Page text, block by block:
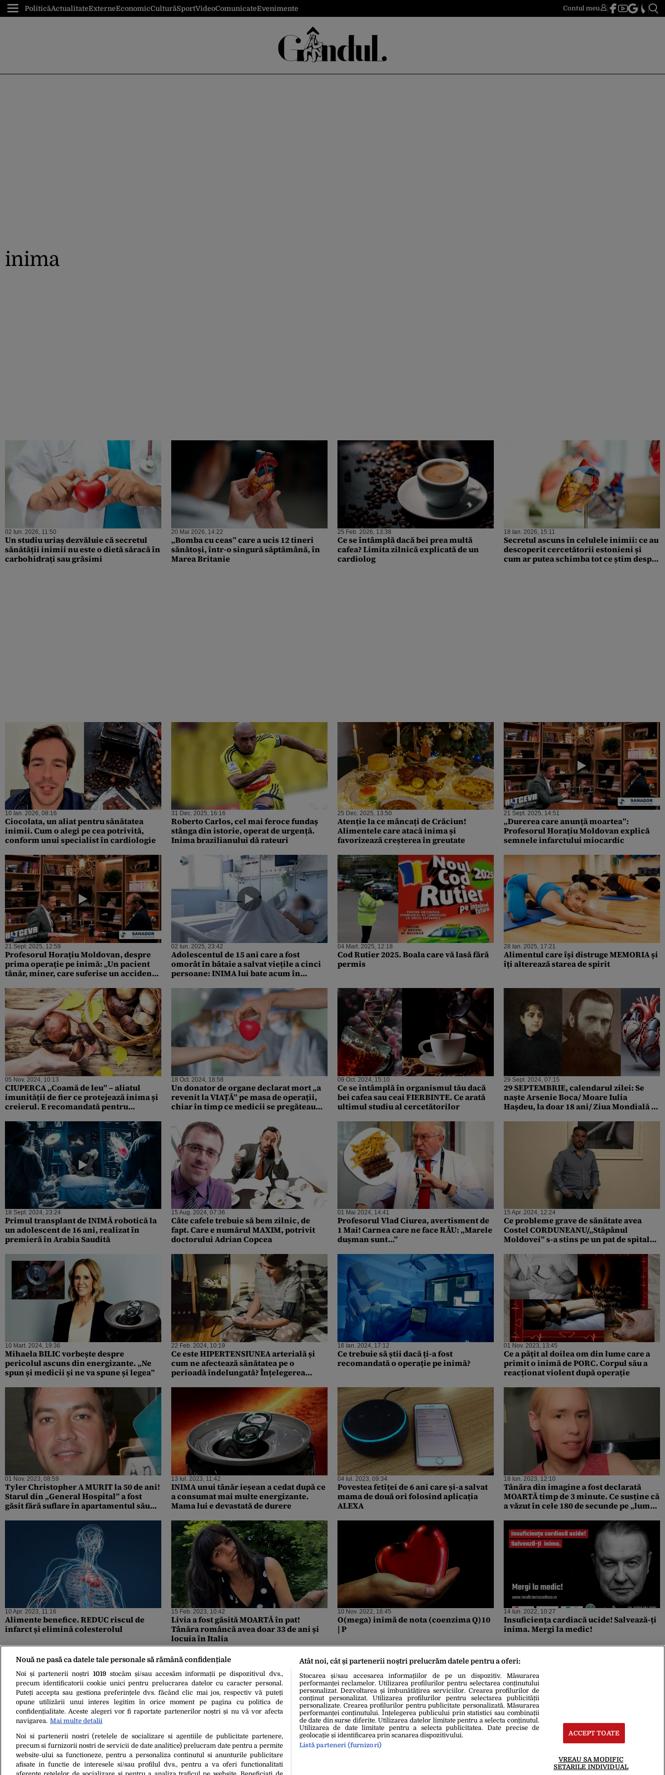
PoliticăActualitateExterneEconomicCulturăSportVideoComunicateEvenimente Contul meu
inima
02 Iun. 2026, 11:50
Un studiu uriaș dezvăluie că secretul
sănătății inimii nu este o dietă săracă în
carbohidrați sau grăsimi
20 Mai 2026, 14:22
„Bomba cu ceas” care a ucis 12 tineri
sănătoși, într-o singură săptămână, în
Marea Britanie
25 Feb. 2026, 13:38
Ce se întâmplă dacă bei prea multă
cafea? Limita zilnică explicată de un
cardiolog
18 Ian. 2026, 15:11
Secretul ascuns în celulele inimii: ce au
descoperit cercetătorii estonieni și
cum ar putea schimba tot ce știm despre
10 Ian. 2026, 08:16
Ciocolata, un aliat pentru sănătatea
inimii. Cum o alegi pe cea potrivită,
conform unui specialist în cardiologie
31 Dec. 2025, 16:16
Roberto Carlos, cel mai feroce fundaș
stânga din istorie, operat de urgență.
Inima brazilianului dă rateuri
25 Dec. 2025, 13:50
Atenție la ce mâncați de Crăciun!
Alimentele care atacă inima și
favorizează creșterea în greutate
21 Sept. 2025, 14:51
„Durerea care anunță moartea”:
Profesorul Horațiu Moldovan explică
semnele infarctului miocardic
21 Sept. 2025, 12:59
Profesorul Horațiu Moldovan, despre
prima operație pe inimă: „Un pacient
tânăr, miner, care suferise un accident
02 Iun. 2025, 23:42
Adolescentul de 15 ani care a fost
omorât în bătaie a salvat viețile a cinci
persoane: INIMA lui bate acum în
04 Mart. 2025, 12:18
Cod Rutier 2025. Boala care vă lasă fără
permis
28 Ian. 2025, 17:21
Alimentul care își distruge MEMORIA și
îți alterează starea de spirit
05 Nov. 2024, 10:13
CIUPERCA „Coamă de leu” – aliatul
imunității de fier ce protejează inima și
creierul. E recomandată pentru
18 Oct. 2024, 18:58
Un donator de organe declarat mort „a
revenit la VIAȚĂ” pe masa de operații,
chiar în timp ce medicii se pregăteau
09 Oct. 2024, 15:10
Ce se întâmplă în organismul tău dacă
bei cafea sau ceai FIERBINTE. Ce arată
ultimul studiu al cercetătorilor
29 Sept. 2024, 07:15
29 SEPTEMBRIE, calendarul zilei: Se
naște Arsenie Boca/ Moare Iulia
Hașdeu, la doar 18 ani/ Ziua Mondială a
18 Sept. 2024, 23:24
Primul transplant de INIMĂ robotică la
un adolescent de 16 ani, realizat în
premieră în Arabia Saudită
15 Aug. 2024, 07:36
Câte cafele trebuie să bem zilnic, de
fapt. Care e numărul MAXIM, potrivit
doctorului Adrian Copcea
01 Mai 2024, 14:41
Profesorul Vlad Ciurea, avertisment de
1 Mai! Carnea care ne face RĂU: „Marele
dușman sunt…”
15 Apr. 2024, 12:24
Ce probleme grave de sănătate avea
Costel CORDUNEANU/„Stăpânul
Moldovei” s-a stins pe un pat de spital
10 Mart. 2024, 19:36
Mihaela BILIC vorbește despre
pericolul ascuns din energizante. „Ne
spun și medicii și ne va spune și legea”
22 Feb. 2024, 10:19
Ce este HIPERTENSIUNEA arterială și
cum ne afectează sănătatea pe o
perioadă îndelungată? Înțelegerea
16 Ian. 2024, 17:12
Ce trebuie să știi dacă ți-a fost
recomandată o operație pe inimă?
01 Nov. 2023, 13:45
Ce a pățit al doilea om din lume care a
primit o inimă de PORC. Corpul său a
reacționat violent după operație
01 Nov. 2023, 08:59
Tyler Christopher A MURIT la 50 de ani!
Starul din „General Hospital” a fost
găsit fără suflare în apartamentul său
13 Iul. 2023, 11:42
INIMA unui tânăr ieșean a cedat după ce
a consumat mai multe energizante.
Mama lui e devastată de durere
04 Iul. 2023, 09:34
Povestea fetiței de 6 ani care și-a salvat
mama de două ori folosind aplicația
ALEXA
18 Iun. 2023, 12:10
Tânăra din imagine a fost declarată
MOARTĂ timp de 3 minute. Ce susține că
a văzut în cele 180 de secunde pe „lumea
10 Apr. 2023, 11:16
Alimente benefice. REDUC riscul de
infarct și elimină colesterolul
15 Feb. 2023, 10:42
Livia a fost găsită MOARTĂ în pat!
Tânăra româncă avea doar 33 de ani și
locuia în Italia
10 Nov. 2022, 16:45
O(mega) inimă de nota (coenzima Q)10
| P
14 Iun. 2022, 10:27
Insuficiența cardiacă ucide! Salvează-ți
inima. Mergi la medic!
09 Iun. 2022, 12:20
Cum a fost pedepsită o fetiță de cinci ani
care „nu și-a terminat temele”. Cazul a
îngrozit opinia publică
Nouă ne pasă ca datele tale personale să rămână confidențiale
Noi și partenerii noștri 1019stocăm și/sau accesăm informații pe dispozitivul dvs.,
precum identificatorii cookie unici pentru prelucrarea datelor cu caracter personal.
Puteți accepta sau gestiona preferințele dvs. făcând clic mai jos, respectiv vă puteți
opune utilizării unui interes legitim în orice moment pe pagina cu politica de
confidențialitate. Aceste alegeri vor fi raportate partenerilor noștri și nu vă vor afecta
navigarea. Mai multe detalii
Noi si partenerii nostri (retelele de socializare si agentiile de publicitate partenere,
precum si furnizorii nostri de servicii de date analitice) prelucram date pentru a permite
website-ului sa functioneze, pentru a personaliza continutul si anunturile publicitare
afisate in functie de interesele si/sau profilul dvs., pentru a va oferi functionalitati
Atât noi, cât și partenerii noștri prelucrăm datele pentru a oferi:
Stocarea și/sau accesarea informațiilor de pe un dispozitiv. Măsurarea
performanței reclamelor. Utilizarea profilurilor pentru selectarea conținutului
personalizat. Dezvoltarea și îmbunătățirea serviciilor. Crearea profilurilor de
conținut personalizat. Utilizarea profilurilor pentru selectarea publicității
personalizate. Crearea profilurilor pentru publicitate personalizată. Măsurarea
performanței conținutului. Înțelegerea publicului prin statistici sau combinații
de date din surse diferite. Utilizarea datelor limitate pentru a selecta conținutul.
Utilizarea de date limitate pentru a selecta publicitatea. Date precise de
geolocație și identificarea prin scanarea dispozitivului.
Listă parteneri (furnizori)
ACCEPT TOATE
VREAU SA MODIFIC
SETARILE INDIVIDUAL